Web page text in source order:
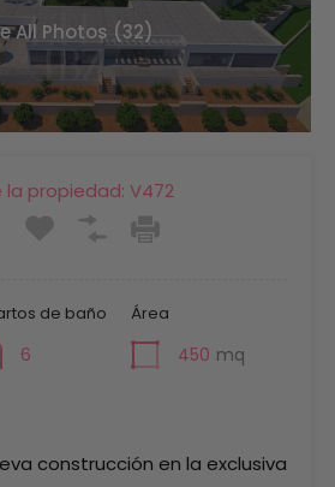
All Photos (32)
la propiedad: V472
de baño
6
Área
450 mq
construcción en la exclusiva